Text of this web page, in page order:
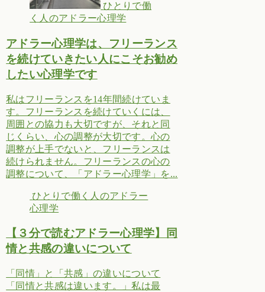
ひとりで働
く人のアドラー心理学
アドラー心理学は、フリーランス
を続けていきたい人にこそお勧め
したい心理学です
私はフリーランスを14年間続けていま
す。フリーランスを続けていくには、
周囲との協力も大切ですが、それと同
じくらい、心の調整が大切です。心の
調整が上手でないと、フリーランスは
続けられません。フリーランスの心の
調整について、「アドラー心理学」を...
ひとりで働く人のアドラー
心理学
【３分で読むアドラー心理学】同
情と共感の違いについて
「同情」と「共感」の違いについて
「同情と共感は違います。」私は最